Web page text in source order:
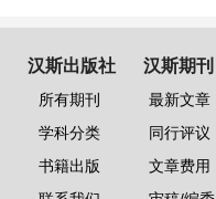
汉斯出版社
所有期刊
学科分类
书籍出版
汉斯期刊
最新文章
同行评议
文章费用